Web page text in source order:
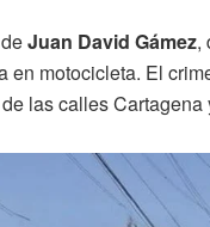
Juan David Gámez,
en motocicleta. El
las calles